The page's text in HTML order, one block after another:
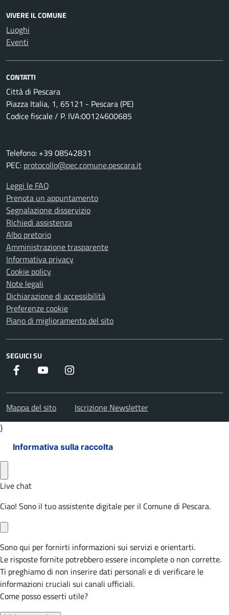
VIVERE IL COMUNE
Luoghi
Eventi
CONTATTI
Città di Pescara
Piazza Italia, 1, 65121 - Pescara (PE)
Codice fiscale / P. IVA:00124600685
Telefono: +39 08542831
PEC: protocollo@pec.comune.pescara.it
Leggi le FAQ
Prenota un appuntamento
Segnalazione disservizio
Richiedi assistenza
Albo pretorio
Amministrazione trasparente
Informativa privacy
Cookie policy
Note legali
Dichiarazione di accessibilità
Preferenze cookie
Piano di miglioramento del sito
SEGUICI SU
Facebook Youtube
Mappa del sito
Iscrizione Newsletter
}
Informativa sulla raccolta